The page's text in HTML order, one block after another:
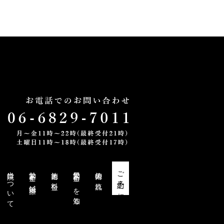
当院について 勃起不全と鍼治療 施術と料金 勃起不全・EDを知る 施術の流れ ご予約・ご相談